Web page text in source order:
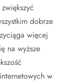
dobrze
więcej
na wyższe
w